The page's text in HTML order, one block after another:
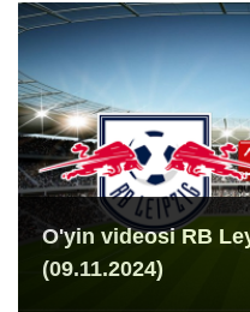
O'yin videosi RB
(09.11.2024)